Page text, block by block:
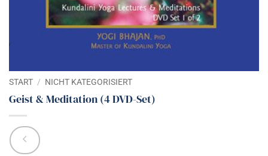
START / NICHT KATEGORISIERT
Geist & Meditation (4 DVD-Set)